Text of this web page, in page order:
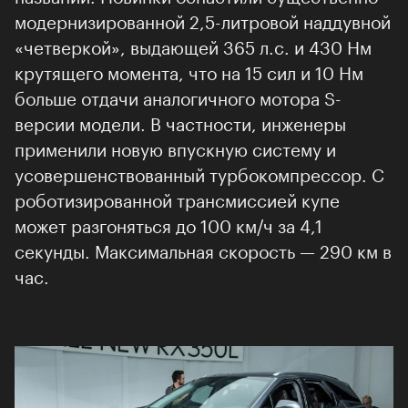
модернизированной 2,5-литровой наддувной
«четверкой», выдающей 365 л.с. и 430 Нм
крутящего момента, что на 15 сил и 10 Нм
больше отдачи аналогичного мотора S-
версии модели. В частности, инженеры
применили новую впускную систему и
усовершенствованный турбокомпрессор. С
роботизированной трансмиссией купе
может разгоняться до 100 км/ч за 4,1
секунды. Максимальная скорость — 290 км в
час.